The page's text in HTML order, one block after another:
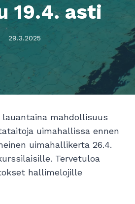
19.4. asti
29.3.2025
mahdollisuus
uimahallissa ennen
uimahallikerta 26.4.
Tervetuloa
hallimelojille